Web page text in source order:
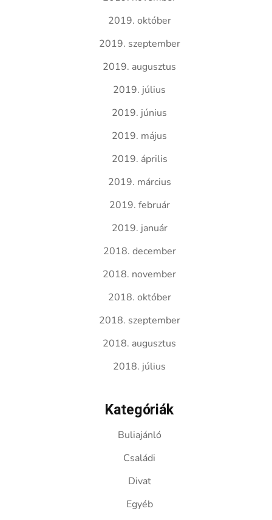
2019. október
2019. szeptember
2019. augusztus
2019. július
2019. június
2019. május
2019. április
2019. március
2019. február
2019. január
2018. december
2018. november
2018. október
2018. szeptember
2018. augusztus
2018. július
Kategóriák
Buliajánló
Családi
Divat
Egyéb